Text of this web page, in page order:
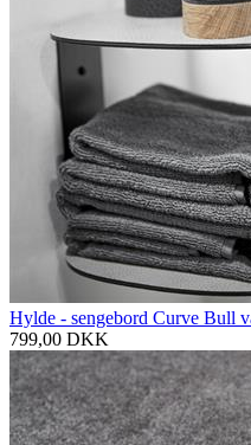
Hylde - sengebord Curve Bull
799,00 DKK